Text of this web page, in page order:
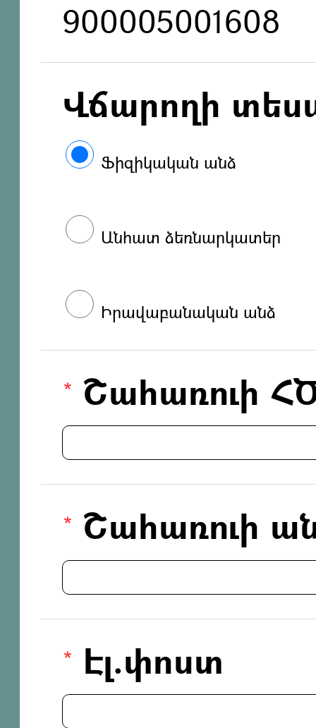
900005001608
Վճարողի
Ֆիզիկական անձ
Անհատ ձեռնարկատեր
Իրավաբանական անձ
Շահառուի
Շահառուի
Էլ.փոստ